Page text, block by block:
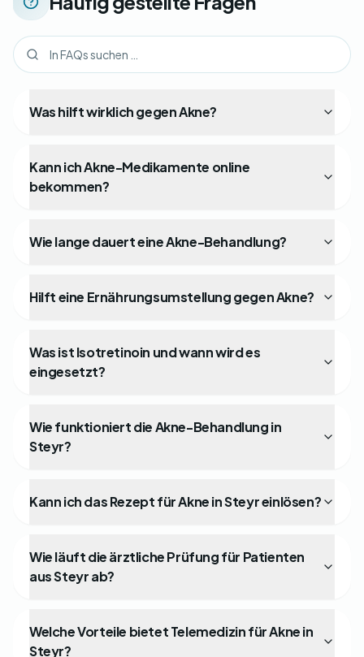
Was hilft wirklich gegen Akne?
Kann ich Akne-Medikamente online
bekommen?
Wie lange dauert eine Akne-Behandlung?
Hilft eine Ernährungsumstellung gegen Akne?
Was ist Isotretinoin und wann wird es
eingesetzt?
Wie funktioniert die Akne-Behandlung in
Steyr?
Kann ich das Rezept für Akne in Steyr einlösen?
Wie läuft die ärztliche Prüfung für Patienten
aus Steyr ab?
Welche Vorteile bietet Telemedizin für Akne in
Steyr?